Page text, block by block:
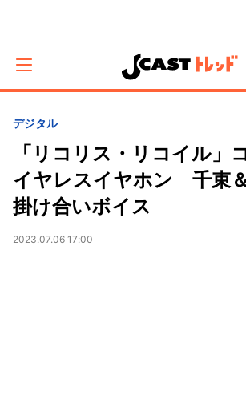
デジタル
「リコリス・リコイル」
イヤレスイヤホン 千束
掛け合いボイス
2023.07.06 17:00